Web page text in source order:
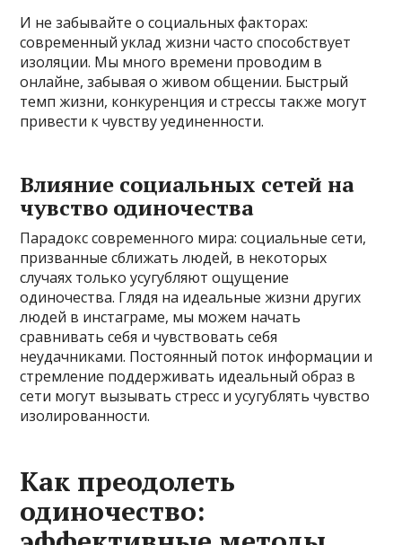
И не забывайте о социальных факторах:
современный уклад жизни часто способствует
изоляции. Мы много времени проводим в
онлайне, забывая о живом общении. Быстрый
темп жизни, конкуренция и стрессы также могут
привести к чувству уединенности.
Влияние социальных сетей на
чувство одиночества
Парадокс современного мира: социальные сети,
призванные сближать людей, в некоторых
случаях только усугубляют ощущение
одиночества. Глядя на идеальные жизни других
людей в инстаграме, мы можем начать
сравнивать себя и чувствовать себя
неудачниками. Постоянный поток информации и
стремление поддерживать идеальный образ в
сети могут вызывать стресс и усугублять чувство
изолированности.
Как преодолеть
одиночество: